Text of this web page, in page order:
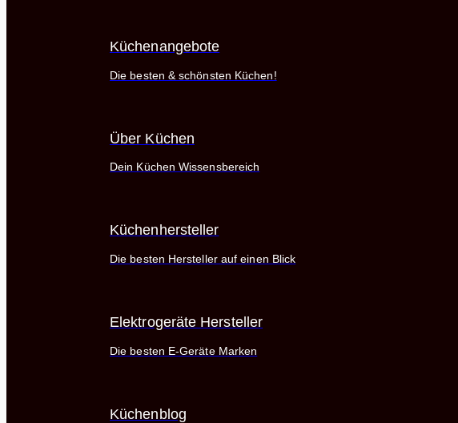
Küchenangebote
Die besten & schönsten Küchen!
Über Küchen
Dein Küchen Wissensbereich
Küchenhersteller
Die besten Hersteller auf einen Blick
Elektrogeräte Hersteller
Die besten E-Geräte Marken
Küchenblog